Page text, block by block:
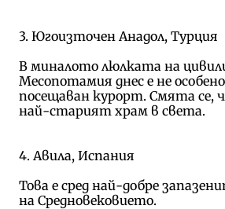
3. Югоизточен Анадол, Турция
В миналото люлката на
Месопотамия днес е не
посещаван курорт. Смята се,
най-старият храм в света.
4. Авила, Испания
Това е сред най-добре
на Средновековието.